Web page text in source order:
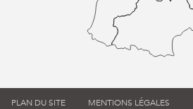
PLAN DU SITE MENTIONS LÉGALES